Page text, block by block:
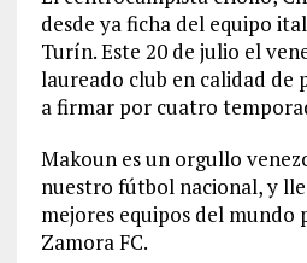
desde ya ficha del equipo
Turín. Este 20 de julio el
laureado club en calidad de
a firmar por cuatro
Makoun es un orgullo
nuestro fútbol nacional, y
mejores equipos del mundo
Zamora FC.